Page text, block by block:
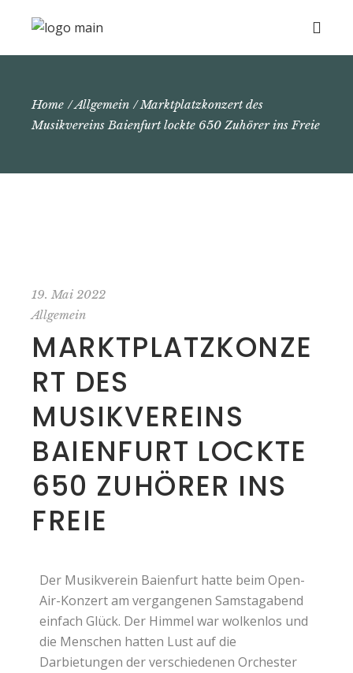
Home Allgemein
Marktplatzkonzert des
Musikvereins Baienfurt lockte 650 Zuhörer ins Freie
19. Mai 2022
Allgemein
MARKTPLATZKONZE
RT DES
MUSIKVEREINS
BAIENFURT LOCKTE
650 ZUHÖRER INS
FREIE
Der Musikverein Baienfurt hatte beim Open-
Air-Konzert am vergangenen Samstagabend
einfach Glück. Der Himmel war wolkenlos und
die Menschen hatten Lust auf die
Darbietungen der verschiedenen Orchester